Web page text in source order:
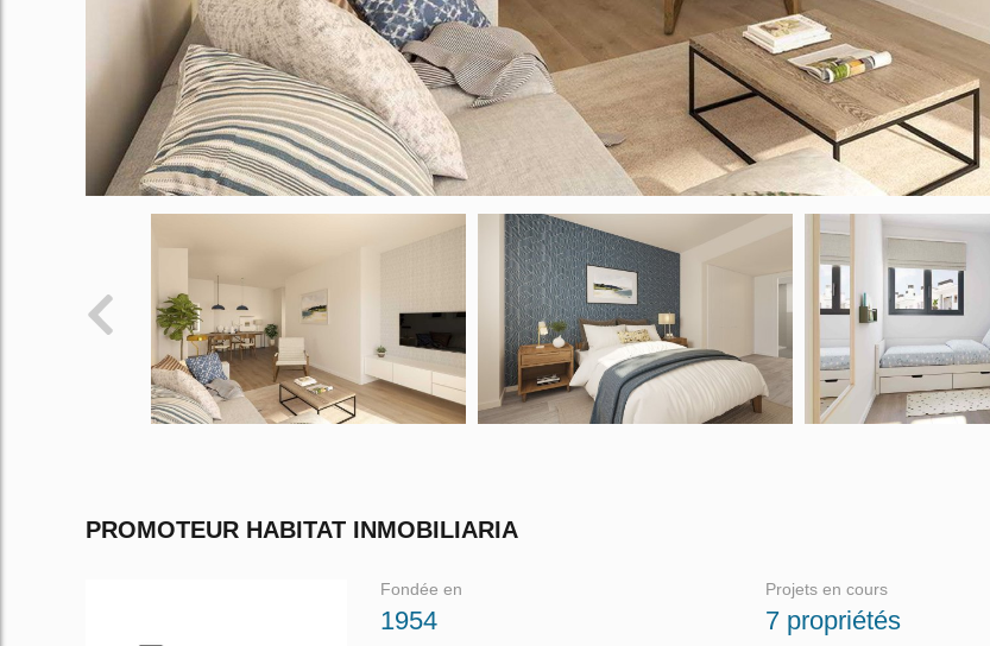
PROMOTEUR HABITAT INMOBILIARIA
Fondée en
1954
Projets en cours
7 propriétés